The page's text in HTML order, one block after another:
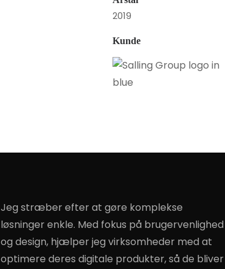
2019
Kunde
Jeg stræber efter at gøre komplekse
løsninger enkle. Med fokus på brugervenlighed
og design, hjælper jeg virksomheder med at
optimere deres digitale produkter, så de bliver